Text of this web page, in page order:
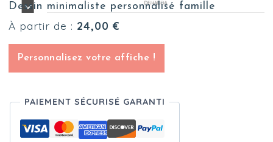
Dessin minimaliste personnalisé famille
À partir de : 24,00 €
Personnalisez votre affiche !
PAIEMENT SÉCURISÉ GARANTI